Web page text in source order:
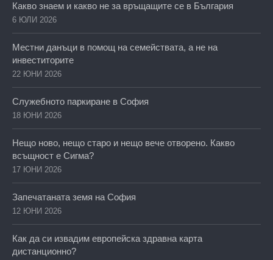
Какво знаем и какво не за връщащите се в България
6 ЮЛИ 2026
Местни данъци в помощ на семействата, а не на
инвеститорите
22 ЮНИ 2026
Служебното паркиране в София
18 ЮНИ 2026
Нещо ново, нещо старо и нещо вече отворено. Какво
всъщност е Сигма?
17 ЮНИ 2026
Запечатаната земя на София
12 ЮНИ 2026
Как да си извадим европейска здравна карта
дистанционно?